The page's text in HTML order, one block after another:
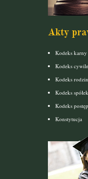
Akty
Kodeks karny
Kodeks
Kodeks
Kodeks
Kodeks
Konstytucja